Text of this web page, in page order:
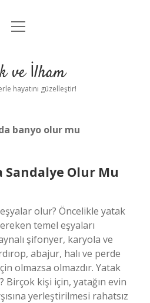
Anasayfa
Uyarı
menüyü
ve İlham
hayatını güzelleştir!
banyo olur mu
Sandalye Olur Mu
olur? Öncelikle yatak
temel eşyaları
şifonyer, karyola ve
abajur, halı ve perde
olmazsa olmazdır. Yatak
Birçok kişi için, yatağın evin
yerleştirilmesi rahatsız